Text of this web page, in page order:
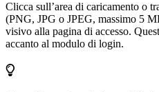
Clicca sull’area di caricamento o
(PNG, JPG o JPEG, massimo 5
visivo alla pagina di accesso.
accanto al modulo di login.